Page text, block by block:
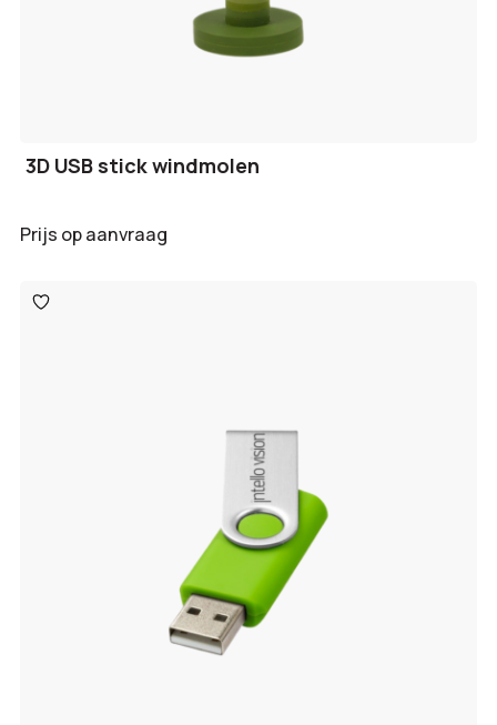
3D USB stick windmolen
Prijs op aanvraag
Toevoegen
aan